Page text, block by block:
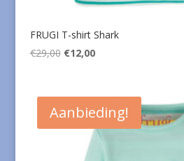
FRUGI T-shirt Shark
€29,00 Oorspronkelijke
€29,00.
€12,00Huidige
€12,00.
Aanbieding!